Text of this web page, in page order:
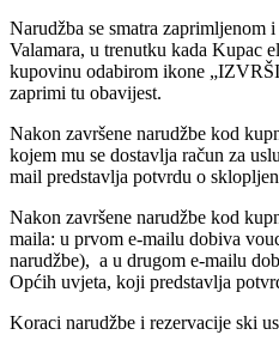
Narudžba se smatra zaprimljenom
Valamara, u trenutku kada Kupac
kupovinu odabirom ikone
zaprimi tu obavijest.
Nakon završene narudžbe kod
kojem mu se dostavlja račun za
mail predstavlja potvrdu o
Nakon završene narudžbe kod
maila: u prvom e-mailu dobiva
narudžbe), a u drugom e-mailu
Općih uvjeta, koji predstavlja
Koraci narudžbe i rezervacije ski